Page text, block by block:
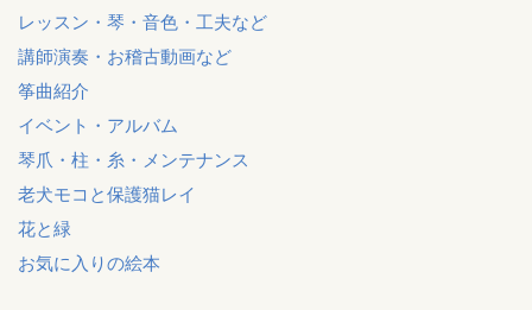
レッスン・琴・音色・工夫など
講師演奏・お稽古動画など
筝曲紹介
イベント・アルバム
琴爪・柱・糸・メンテナンス
老犬モコと保護猫レイ
花と緑
お気に入りの絵本